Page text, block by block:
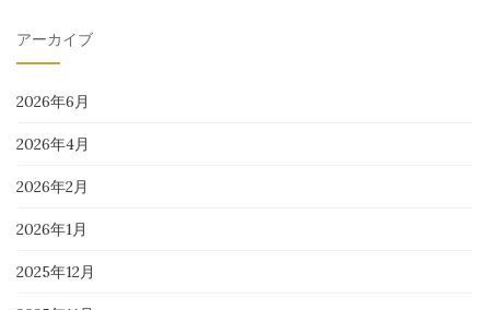
アーカイブ
2026年6月
2026年4月
2026年2月
2026年1月
2025年12月